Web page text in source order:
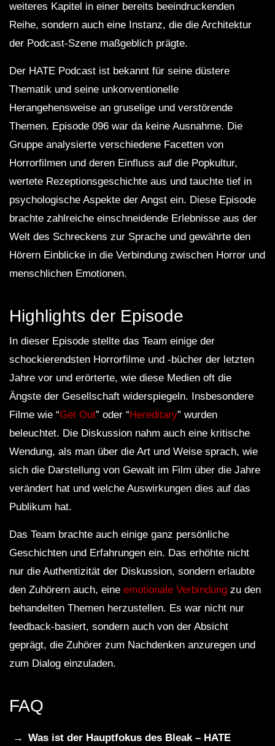
weiteres Kapitel in einer bereits beeindruckenden
Reihe, sondern auch eine Instanz, die die Architektur
der Podcast-Szene maßgeblich prägte.
Der HATE Podcast ist bekannt für seine düstere
Thematik und seine unkonventionelle
Herangehensweise an gruselige und verstörende
Themen. Episode 096 war da keine Ausnahme. Die
Gruppe analysierte verschiedene Facetten von
Horrorfilmen und deren Einfluss auf die Popkultur,
wertete Rezeptionsgeschichte aus und tauchte tief in
psychologische Aspekte der Angst ein. Diese Episode
brachte zahlreiche einschneidende Erlebnisse aus der
Welt des Schreckens zur Sprache und gewährte den
Hörern Einblicke in die Verbindung zwischen Horror und
menschlichen Emotionen.
Highlights der Episode
In dieser Episode stellte das Team einige der
schockierendsten Horrorfilme und -bücher der letzten
Jahre vor und erörterte, wie diese Medien oft die
Ängste der Gesellschaft widerspiegeln. Insbesondere
Filme wie “Get Out” oder “Hereditary” wurden
beleuchtet. Die Diskussion nahm auch eine kritische
Wendung, als man über die Art und Weise sprach, wie
sich die Darstellung von Gewalt im Film über die Jahre
verändert hat und welche Auswirkungen dies auf das
Publikum hat.
Das Team brachte auch einige ganz persönliche
Geschichten und Erfahrungen ein. Das erhöhte nicht
nur die Authentizität der Diskussion, sondern erlaubte
den Zuhörern auch, eine emotionale Verbindung zu den
behandelten Themen herzustellen. Es war nicht nur
feedback-basiert, sondern auch von der Absicht
geprägt, die Zuhörer zum Nachdenken anzuregen und
zum Dialog einzuladen.
FAQ
Was ist der Hauptfokus des Bleak – HATE